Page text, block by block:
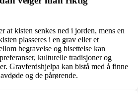
at kisten senkes ned i jorden, mens en
plasseres i en grav eller et
begravelse og bisettelse kan
kulturelle tradisjoner og
Gravferdshjelpa kan bistå med å finne
og de pårørende.